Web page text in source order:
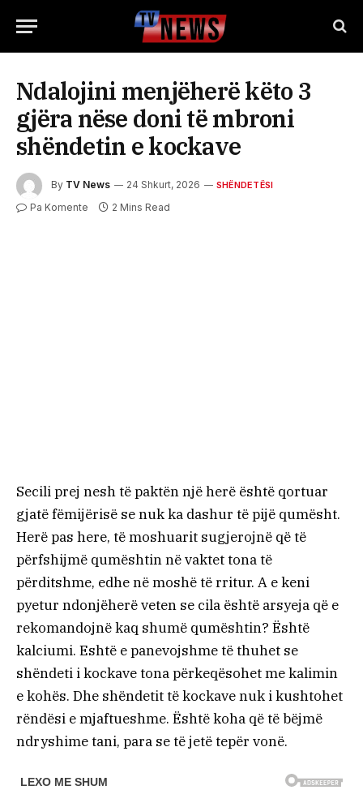
Ndalojini menjëherë këto 3
gjëra nëse doni të mbroni
shëndetin e kockave
By TV News 24 Shkurt, 2026 SHËNDETËSI
Pa Komente 2 Mins Read
Secili prej nesh të paktën një herë është qortuar
gjatë fëmijërisë se nuk ka dashur të pijë qumësht.
Herë pas here, të moshuarit sugjerojnë që të
përfshijmë qumështin në vaktet tona të
përditshme, edhe në moshë të rritur. A e keni
pyetur ndonjëherë veten se cila është arsyeja që e
rekomandojnë kaq shumë qumështin? Është
kalciumi. Eshtë e panevojshme të thuhet se
shëndeti i kockave tona përkeqësohet me kalimin
e kohës. Dhe shëndetit të kockave nuk i kushtohet
rëndësi e mjaftueshme. Është koha që të bëjmë
ndryshime tani, para se të jetë tepër vonë.